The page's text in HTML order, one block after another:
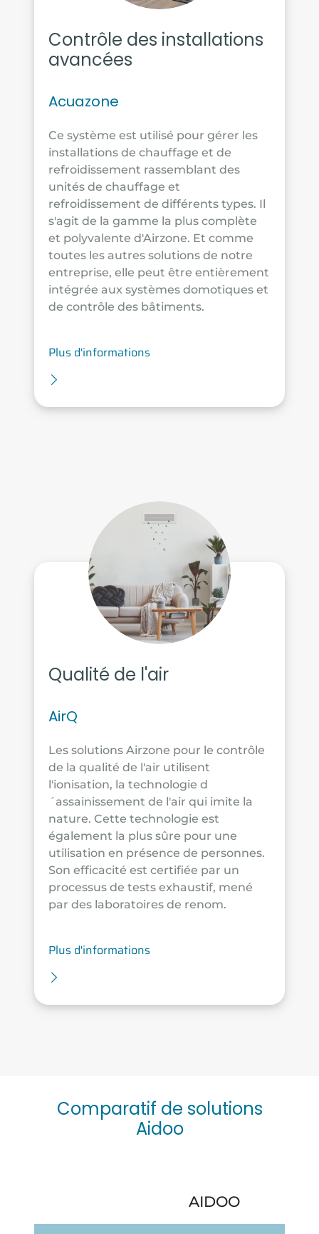
Contrôle des installations
avancées
Acuazone
Ce système est utilisé pour gérer les
installations de chauffage et de
refroidissement rassemblant des
unités de chauffage et
refroidissement de différents types. Il
s'agit de la gamme la plus complète
et polyvalente d'Airzone. Et comme
toutes les autres solutions de notre
entreprise, elle peut être entièrement
intégrée aux systèmes domotiques et
de contrôle des bâtiments.
Plus d'informations
Qualité de l'air
AirQ
Les solutions Airzone pour le contrôle
de la qualité de l'air utilisent
l'ionisation, la technologie d
´assainissement de l'air qui imite la
nature. Cette technologie est
également la plus sûre pour une
utilisation en présence de personnes.
Son efficacité est certifiée par un
processus de tests exhaustif, mené
par des laboratoires de renom.
Plus d'informations
Comparatif de solutions
Aidoo
AIDOO